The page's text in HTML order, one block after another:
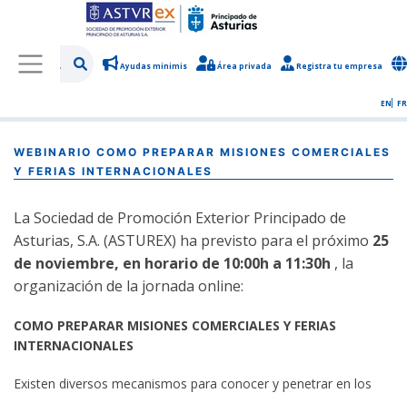
Ayudas minimis Área privada Registra tu empresa
EN FR
WEBINARIO COMO PREPARAR MISIONES COMERCIALES
Y FERIAS INTERNACIONALES
La Sociedad de Promoción Exterior Principado de
Asturias, S.A. (ASTUREX) ha previsto para el próximo 25
de noviembre, en horario de 10:00h a 11:30h , la
organización de la jornada online:
COMO PREPARAR MISIONES COMERCIALES Y FERIAS
INTERNACIONALES
Existen diversos mecanismos para conocer y penetrar en los